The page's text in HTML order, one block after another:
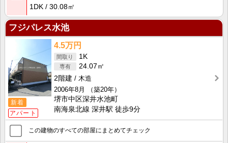
1DK
30.08㎡
フジパレス水池
新着
アパート
4.5万円
1K
24.07㎡
2階建
木造
2006年8月
（築20年）
堺市中区深井水池町
南海泉北線 深井駅 徒歩9分
この建物のすべての部屋にまとめてチェック